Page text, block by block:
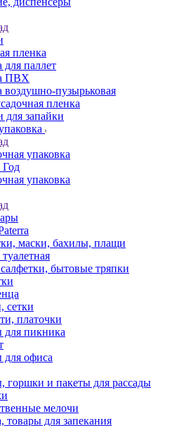
пленка
для паллет
ПВХ
воздушно-пузырьковая
пленка
для запайки
упаковка
упаковка
маски, бахилы, плащи
бытовые тряпки
сетки
платочки
для пикника
для офиса
горшки и пакеты для рассады
мелочи
товары для запекания